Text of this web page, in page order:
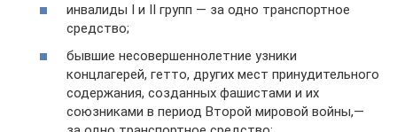
инвалиды I и II групп — за одно транспортное
средство;
бывшие несовершеннолетние узники
концлагерей, гетто, других мест принудительного
содержания, созданных фашистами и их
союзниками в период Второй мировой войны,—